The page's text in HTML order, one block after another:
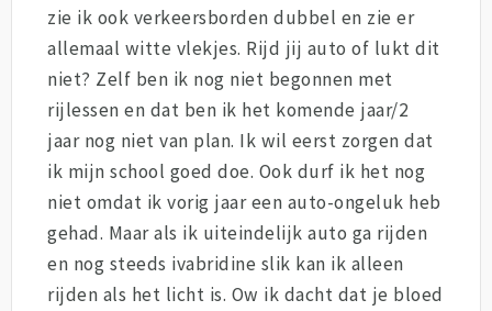
zie ik ook verkeersborden dubbel en zie er
allemaal witte vlekjes. Rijd jij auto of lukt dit
niet? Zelf ben ik nog niet begonnen met
rijlessen en dat ben ik het komende jaar/2
jaar nog niet van plan. Ik wil eerst zorgen dat
ik mijn school goed doe. Ook durf ik het nog
niet omdat ik vorig jaar een auto-ongeluk heb
gehad. Maar als ik uiteindelijk auto ga rijden
en nog steeds ivabridine slik kan ik alleen
rijden als het licht is. Ow ik dacht dat je bloed